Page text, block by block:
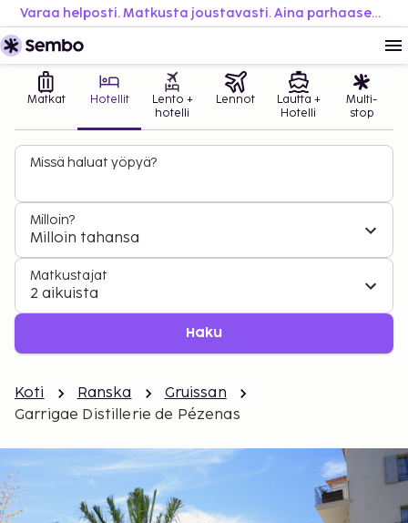
Varaa helposti. Matkusta joustavasti. Aina parhaaseen hintaan.
Matkat Hotellit
Lento +
hotelli
Lennot
Lautta +
Hotelli
Multi-
stop
Missä haluat yöpyä?
Milloin?
Milloin tahansa
Matkustajat
2 aikuista
Haku
Koti Ranska
Gruissan
Garrigae Distillerie de Pézenas